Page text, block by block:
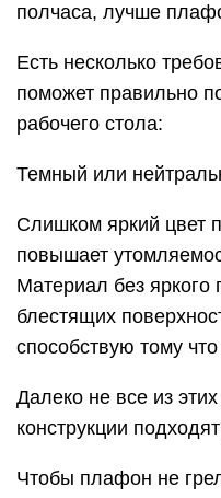
полчаса, лучше
Есть несколько
поможет правильно
рабочего стола:
Темный или
Слишком яркий цвет
повышает
Материал без яркого
блестящих
способствую тому
Далеко не все из
конструкции
Чтобы плафон не